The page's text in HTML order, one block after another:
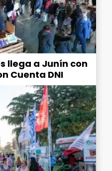
llega a Junín con
Cuenta DNI